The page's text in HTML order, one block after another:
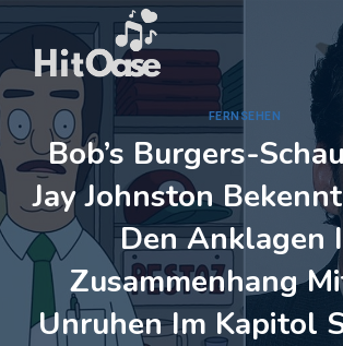
Zum
Inhalt
springen
FERNSEHEN
Bob’s Burgers-
Jay Johnston
Den Anklagen
Zusammenhang
Unruhen Im Kapitol